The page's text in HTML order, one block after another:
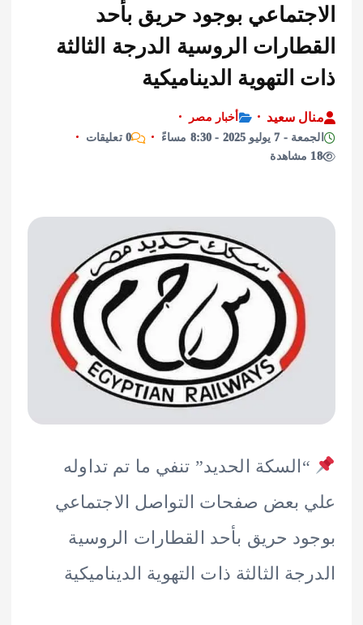
بوجود حريق بأحد
الروسية الدرجة الثالثة
الديناميكية
سعيد
أخبار مصر
2025 - 8:30 مساءً
0 تعليقات
الحديد” تنفي ما تم تداوله
بعض صفحات التواصل الاجتماعي
حريق بأحد القطارات الروسية
الثالثة ذات التهوية الديناميكية